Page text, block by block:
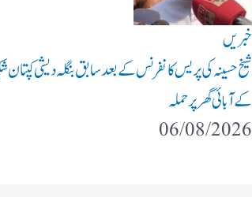
خبریں
شیخ حسینہ کی پریس کانفرنس کے بعد سابق بنگلہ دیشی
کے آبائی گھر پر حملہ
06/08/2026